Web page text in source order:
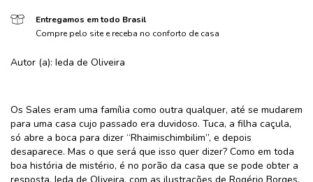
Entregamos em todo Brasil
Compre pelo site e receba no conforto de casa
Autor (a): Ieda de Oliveira
Os Sales eram uma família como outra qualquer, até se mudarem
para uma casa cujo passado era duvidoso. Tuca, a filha caçula,
só abre a boca para dizer “Rhaimischimbilim”, e depois
desaparece. Mas o que será que isso quer dizer? Como em toda
boa história de mistério, é no porão da casa que se pode obter a